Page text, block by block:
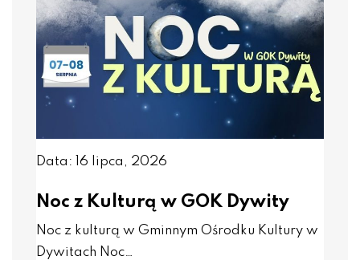
Data: 16 lipca, 2026
Noc z Kulturą w GOK Dywity
Noc z kulturą w Gminnym Ośrodku Kultury w
Dywitach Noc…